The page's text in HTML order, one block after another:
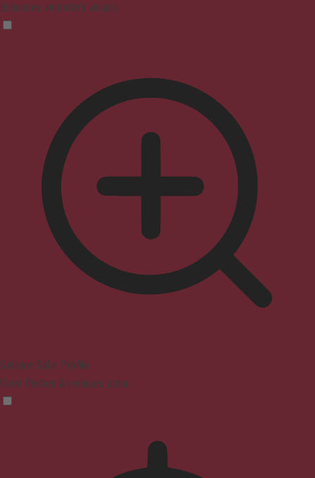
Enhances website's visuals
Seizure Safe Profile
Clear flashes & reduces color